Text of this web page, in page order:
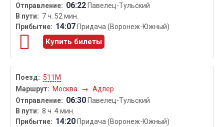
06:22 Павелец-Тульский
7 ч. 52 мин.
14:07 Придача (Воронеж-Южный)
Купить билеты
511М
Москва
→ Адлер
06:30 Павелец-Тульский
8 ч. 4 мин.
14:20 Придача (Воронеж-Южный)